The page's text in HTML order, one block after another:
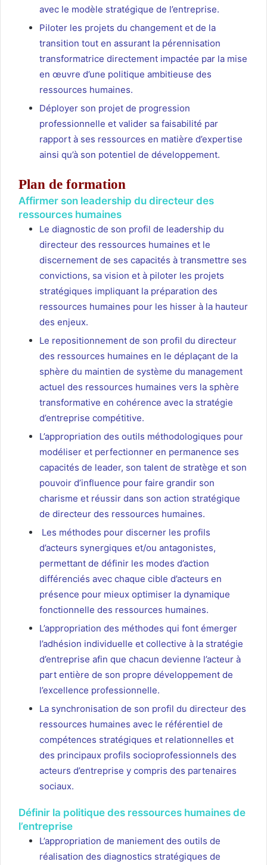
avec le modèle stratégique de l’entreprise.
Piloter les projets du changement et de la
transition tout en assurant la pérennisation
transformatrice directement impactée par la mise
en œuvre d’une politique ambitieuse des
ressources humaines.
Déployer son projet de progression
professionnelle et valider sa faisabilité par
rapport à ses ressources en matière d’expertise
ainsi qu’à son potentiel de développement.
Plan de formation
Affirmer son leadership du directeur des
ressources humaines
Le diagnostic de son profil de leadership du
directeur des ressources humaines et le
discernement de ses capacités à transmettre ses
convictions, sa vision et à piloter les projets
stratégiques impliquant la préparation des
ressources humaines pour les hisser à la hauteur
des enjeux.
Le repositionnement de son profil du directeur
des ressources humaines en le déplaçant de la
sphère du maintien de système du management
actuel des ressources humaines vers la sphère
transformative en cohérence avec la stratégie
d’entreprise compétitive.
L’appropriation des outils méthodologiques pour
modéliser et perfectionner en permanence ses
capacités de leader, son talent de stratège et son
pouvoir d’influence pour faire grandir son
charisme et réussir dans son action stratégique
de directeur des ressources humaines.
Les méthodes pour discerner les profils
d’acteurs synergiques et/ou antagonistes,
permettant de définir les modes d’action
différenciés avec chaque cible d’acteurs en
présence pour mieux optimiser la dynamique
fonctionnelle des ressources humaines.
L’appropriation des méthodes qui font émerger
l’adhésion individuelle et collective à la stratégie
d’entreprise afin que chacun devienne l’acteur à
part entière de son propre développement de
l’excellence professionnelle.
La synchronisation de son profil du directeur des
ressources humaines avec le référentiel de
compétences stratégiques et relationnelles et
des principaux profils socioprofessionnels des
acteurs d’entreprise y compris des partenaires
sociaux.
Définir la politique des ressources humaines de
l’entreprise
L’appropriation de maniement des outils de
réalisation des diagnostics stratégiques de